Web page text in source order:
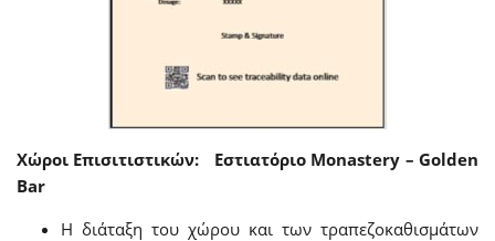
Χώροι Επισιτιστικών: Εστιατόριο Monastery – Golden
Bar
Η διάταξη του χώρου και των τραπεζοκαθισμάτων